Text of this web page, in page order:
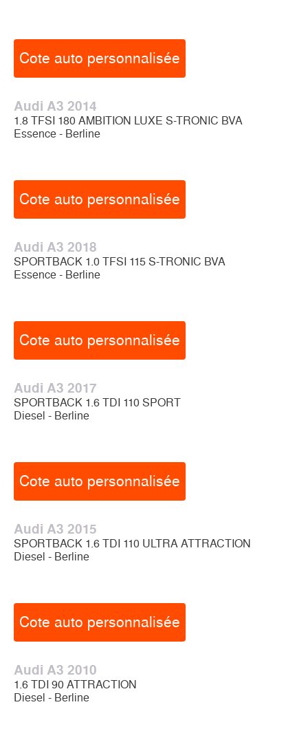
Cote auto personnalisée
Audi A3 2014
1.8 TFSI 180 AMBITION LUXE S-TRONIC BVA
Essence - Berline
Cote auto personnalisée
Audi A3 2018
SPORTBACK 1.0 TFSI 115 S-TRONIC BVA
Essence - Berline
Cote auto personnalisée
Audi A3 2017
SPORTBACK 1.6 TDI 110 SPORT
Diesel - Berline
Cote auto personnalisée
Audi A3 2015
SPORTBACK 1.6 TDI 110 ULTRA ATTRACTION
Diesel - Berline
Cote auto personnalisée
Audi A3 2010
1.6 TDI 90 ATTRACTION
Diesel - Berline